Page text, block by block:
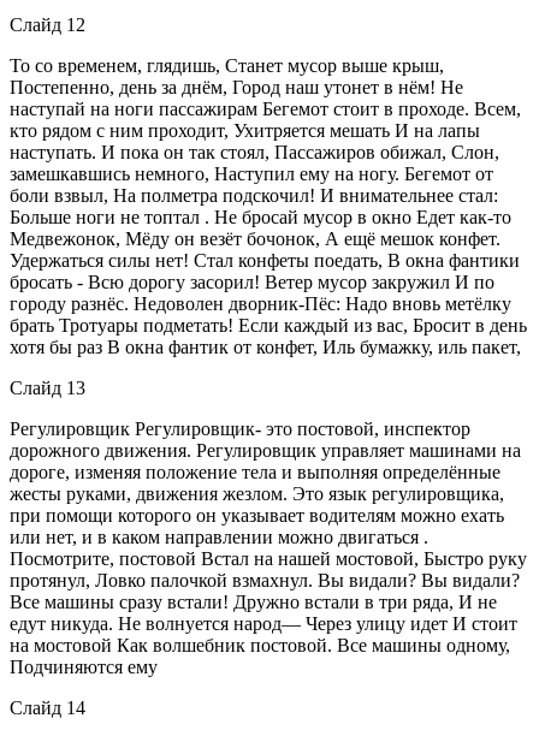
Слайд 12
То со временем, глядишь, Станет мусор выше крыш,
Постепенно, день за днём, Город наш утонет в нём! He
наступай на ноги пассажирам Бегемот стоит в проходе. Всем,
кто рядом с ним проходит, Ухитряется мешать И на лапы
наступать. И пока он так стоял, Пассажиров обижал, Слон,
замешкавшись немного, Наступил ему на ногу. Бегемот от
боли взвыл, На полметра подскочил! И внимательнее стал:
Больше ноги не топтал . Не бросай мусор в окно Едет как-то
Медвежонок, Мёду он везёт бочонок, А ещё мешок конфет.
Удержаться силы нет! Стал конфеты поедать, В окна фантики
бросать - Всю дорогу засорил! Ветер мусор закружил И по
городу разнёс. Недоволен дворник-Пёс: Надо вновь метёлку
брать Тротуары подметать! Если каждый из вас, Бросит в день
хотя бы раз В окна фантик от конфет, Иль бумажку, иль пакет,
Слайд 13
Регулировщик Регулировщик- это постовой, инспектор
дорожного движения. Регулировщик управляет машинами на
дороге, изменяя положение тела и выполняя определённые
жесты руками, движения жезлом. Это язык регулировщика,
при помощи которого он указывает водителям можно ехать
или нет, и в каком направлении можно двигаться .
Посмотрите, постовой Встал на нашей мостовой, Быстро руку
протянул, Ловко палочкой взмахнул. Вы видали? Вы видали?
Все машины сразу встали! Дружно встали в три ряда, И не
едут никуда. Не волнуется народ— Через улицу идет И стоит
на мостовой Как волшебник постовой. Все машины одному,
Подчиняются ему
Слайд 14